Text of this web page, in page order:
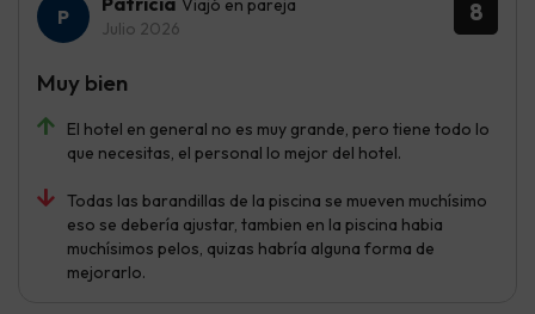
8
Viajó en pareja
Julio 2026
El hotel en general no es muy grande, pero tiene todo lo
que necesitas, el personal lo mejor del hotel.
Todas las barandillas de la piscina se mueven muchísimo
eso se debería ajustar, tambien en la piscina habia
muchísimos pelos, quizas habría alguna forma de
mejorarlo.
Muy bien